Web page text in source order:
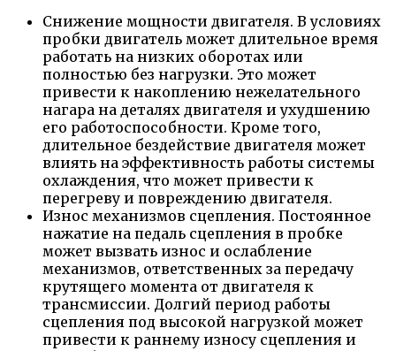
Снижение мощности двигателя. В условиях
пробки двигатель может длительное время
работать на низких оборотах или
полностью без нагрузки. Это может
привести к накоплению нежелательного
нагара на деталях двигателя и ухудшению
его работоспособности. Кроме того,
длительное бездействие двигателя может
влиять на эффективность работы системы
охлаждения, что может привести к
перегреву и повреждению двигателя.
Износ механизмов сцепления. Постоянное
нажатие на педаль сцепления в пробке
может вызвать износ и ослабление
механизмов, ответственных за передачу
крутящего момента от двигателя к
трансмиссии. Долгий период работы
сцепления под высокой нагрузкой может
привести к раннему износу сцепления и